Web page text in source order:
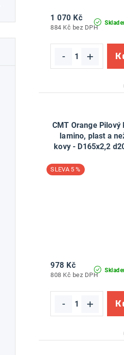
t
884 Kč bez DPH
1 070 Kč
CMT Orange Pilový
lamino, plast a
kovy - D165x2,2
5 %
808 Kč bez DPH
978 Kč